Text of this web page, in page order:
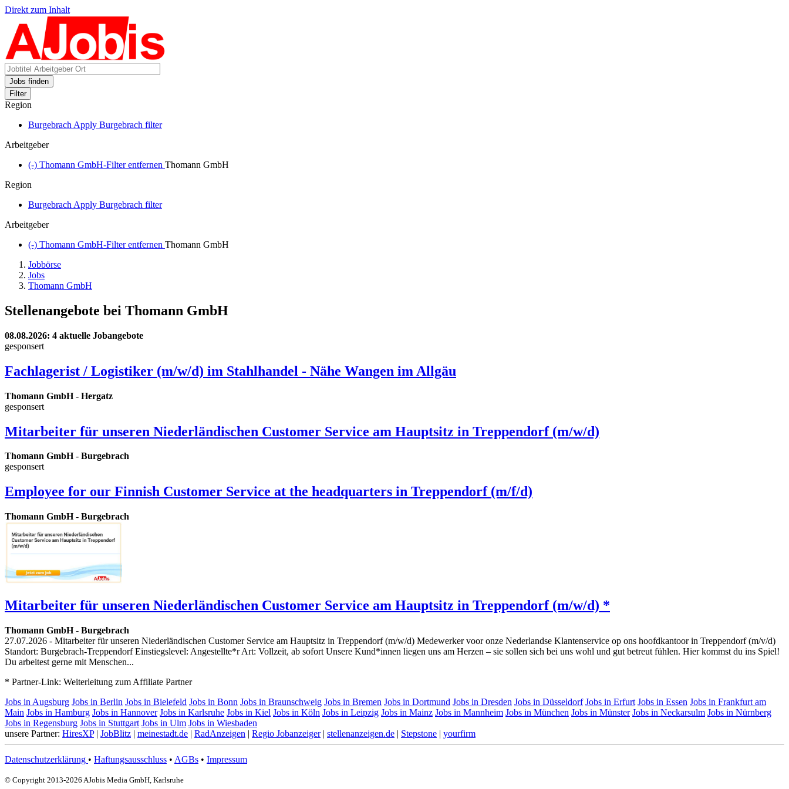
Direkt zum Inhalt
Jobs finden
Filter
Region
Burgebrach Apply Burgebrach filter
Arbeitgeber
(-) Thomann GmbH-Filter entfernen Thomann GmbH
Region
Burgebrach Apply Burgebrach filter
Arbeitgeber
(-) Thomann GmbH-Filter entfernen Thomann GmbH
Jobbörse
Jobs
Thomann GmbH
Stellenangebote bei Thomann GmbH
08.08.2026: 4 aktuelle Jobangebote
gesponsert
Fachlagerist / Logistiker (m/w/d) im Stahlhandel - Nähe Wangen im Allgäu
Thomann GmbH- Hergatz
gesponsert
Mitarbeiter für unseren Niederländischen Customer Service am Hauptsitz in Treppendorf (m/w/d)
Thomann GmbH- Burgebrach
gesponsert
Employee for our Finnish Customer Service at the headquarters in Treppendorf (m/f/d)
Thomann GmbH- Burgebrach
Mitarbeiter für unseren Niederländischen Customer Service am Hauptsitz in Treppendorf (m/w/d) *
Thomann GmbH- Burgebrach
27.07.2026 - Mitarbeiter für unseren Niederländischen Customer Service am Hauptsitz in Treppendorf (m/w/d) Medewerker voor onze Nederlandse Klantenservice op ons hoofdkantoor in Treppendorf (m/v/d)
Standort: Burgebrach-Treppendorf Einstiegslevel: Angestellte*r Art: Vollzeit, ab sofort Unsere Kund*innen liegen uns am Herzen – sie sollen sich bei uns wohl und gut betreut fühlen. Hier kommst du ins Spiel!
Du arbeitest gerne mit Menschen...
* Partner-Link: Weiterleitung zum Affiliate Partner
Jobs in Augsburg Jobs in Berlin Jobs in Bielefeld Jobs in Bonn Jobs in Braunschweig Jobs in Bremen Jobs in Dortmund Jobs in Dresden Jobs in Düsseldorf Jobs in Erfurt Jobs in Essen Jobs in Frankfurt am
Main Jobs in Hamburg Jobs in Hannover Jobs in Karlsruhe Jobs in Kiel Jobs in Köln Jobs in Leipzig Jobs in Mainz Jobs in Mannheim Jobs in München Jobs in Münster Jobs in Neckarsulm Jobs in Nürnberg
Jobs in Regensburg Jobs in Stuttgart Jobs in Ulm Jobs in Wiesbaden
unsere Partner: HiresXP| JobBlitz | meinestadt.de | RadAnzeigen | Regio Jobanzeiger| stellenanzeigen.de | Stepstone | yourfirm
Datenschutzerklärung • Haftungsausschluss • AGBs • Impressum
© Copyright 2013-2026 AJobis Media GmbH, Karlsruhe